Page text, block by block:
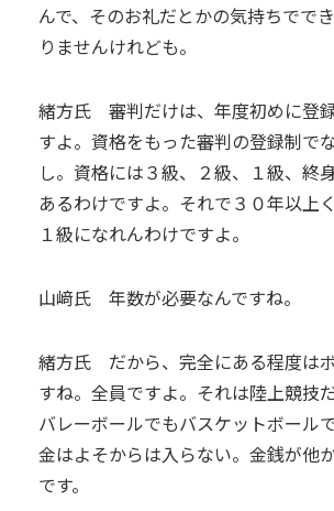
んで、そのお礼だとかの気持ちでで
りませんけれども。
緒方氏 審判だけは、年度初めに登
すよ。資格をもった審判の登録制で
し。資格には３級、２級、１級、終
あるわけですよ。それで３０年以上
１級になれんわけですよ。
山﨑氏 年数が必要なんですね。
緒方氏 だから、完全にある程度は
すね。全員ですよ。それは陸上競技
バレーボールでもバスケットボール
金はよそからは入らない。金銭が他
です。